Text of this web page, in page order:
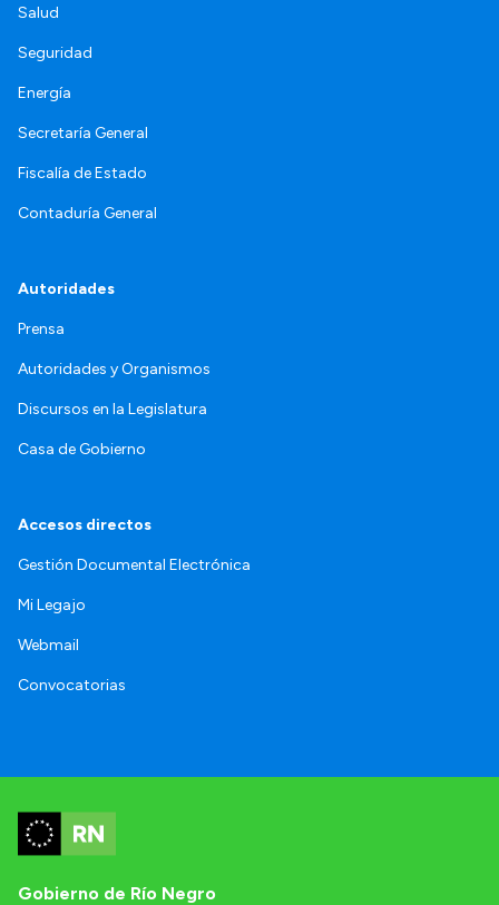
Salud
Seguridad
Energía
Secretaría General
Fiscalía de Estado
Contaduría General
Autoridades
Prensa
Autoridades y Organismos
Discursos en la Legislatura
Casa de Gobierno
Accesos directos
Gestión Documental Electrónica
Mi Legajo
Webmail
Convocatorias
Gobierno de Río Negro